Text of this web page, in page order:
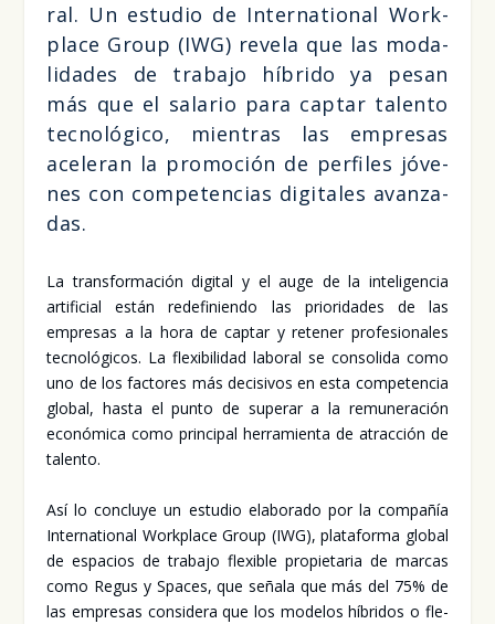
ral. Un estu­dio de Inter­na­tio­nal Work­
pla­ce Group (IWG) reve­la que las moda­
li­da­des de tra­ba­jo híbri­do ya pesan
más que el sala­rio para cap­tar talen­to
tec­no­ló­gi­co, mien­tras las empre­sas
ace­le­ran la pro­mo­ción de per­fi­les jóve­
nes con com­pe­ten­cias digi­ta­les avan­za­
das.
La trans­for­ma­ción digi­tal y el auge de la inte­li­gen­cia
arti­fi­cial están rede­fi­nien­do las prio­ri­da­des de las
empre­sas a la hora de cap­tar y rete­ner pro­fe­sio­na­les
tec­no­ló­gi­cos. La fle­xi­bi­li­dad labo­ral se con­so­li­da como
uno de los fac­to­res más deci­si­vos en esta com­pe­ten­cia
glo­bal, has­ta el pun­to de supe­rar a la remu­ne­ra­ción
eco­nó­mi­ca como prin­ci­pal herra­mien­ta de atrac­ción de
talen­to.
Así lo con­clu­ye un estu­dio ela­bo­ra­do por la com­pa­ñía
Inter­na­tio­nal Work­pla­ce Group (IWG), pla­ta­for­ma glo­bal
de espa­cios de tra­ba­jo fle­xi­ble pro­pie­ta­ria de mar­cas
como Regus y Spa­ces, que seña­la que más del 75% de
las empre­sas con­si­de­ra que los mode­los híbri­dos o fle­